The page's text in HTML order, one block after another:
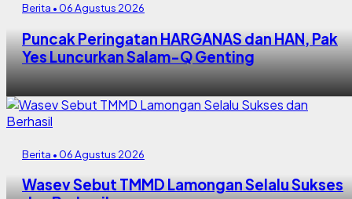
Berita • 06 Agustus 2026
Puncak Peringatan HARGANAS dan HAN, Pak
Yes Luncurkan Salam-Q Genting
Berita • 06 Agustus 2026
Wasev Sebut TMMD Lamongan Selalu Sukses